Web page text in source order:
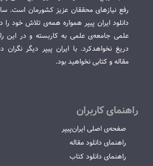
رفع نیازهای محققان عزیز کشورمان است.
دانلود ایران پیپر همواره همه‌ی تلاش خود را
علمی جامعه‌ی علمی به کاربسته و در این
دریغ نخواهدکرد. با ایران پیپر دیگر
مقاله و کتابی نخواهید بود.
راهنمای کاربران
صفحه‌ی اصلی ایران‌پیپر
راهنمای دانلود مقاله
راهنمای دانلود کتاب